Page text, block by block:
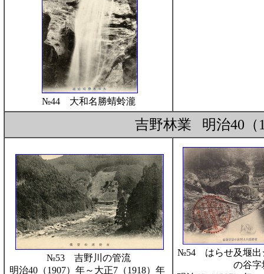
№44 大和名勝蜻蛉瀧
吉野林業 明治40（
№53 吉野川の管流
明治40（1907）年～大正7（1918）年
№54 はらせ及堰出
の谷字